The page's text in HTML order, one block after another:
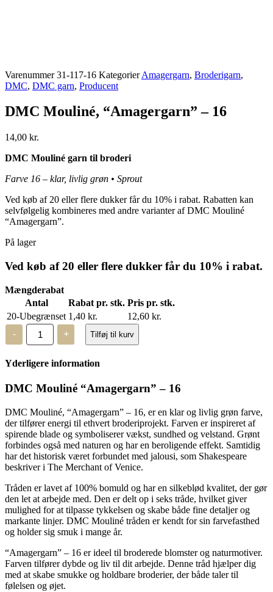
Varenummer31-117-16 Kategorier Amagergarn, Broderigarn,
DMC, DMC garn, Producent
DMC Mouliné, “Amagergarn” – 16
14,00 kr.
DMC Mouliné garn til broderi
Farve 16 – klar, livlig grøn • Sprout
Ved køb af 20 eller flere dukker får du 10% i rabat. Rabatten kan
selvfølgelig kombineres med andre varianter af DMC Mouliné
“Amagergarn”.
På lager
Ved køb af 20 eller flere dukker får du 10% i rabat.
Mængderabat
Antal
Rabat pr. stk. Pris pr. stk.
20-Ubegrænset 1,40 kr. 12,60 kr.
-
DMC
Mouliné,
“Amagergarn”
–
16
+ Tilføj til kurv
Yderligere information
DMC Mouliné “Amagergarn” – 16
DMC Mouliné, “Amagergarn” – 16, er en klar og livlig grøn farve,
der tilfører energi til ethvert broderiprojekt. Farven er inspireret af
spirende blade og symboliserer vækst, sundhed og velstand. Grønt
forbindes også med naturen og har en beroligende effekt. Samtidig
har det historisk været forbundet med jalousi, som Shakespeare
beskriver i The Merchant of Venice.
Tråden er lavet af 100% bomuld og har en silkeblød kvalitet, der gør
den let at arbejde med. Den er delt op i seks tråde, hvilket giver
mulighed for at tilpasse tykkelsen og skabe både fine detaljer og
markante linjer. DMC Mouliné tråden er kendt for sin farvefasthed
og holder sig smuk i mange år.
“Amagergarn” – 16 er ideel til broderede blomster og naturmotiver.
Farven tilfører dybde og liv til dit arbejde. Denne tråd hjælper dig
med at skabe smukke og holdbare broderier, der både taler til
følelsen og øjet.